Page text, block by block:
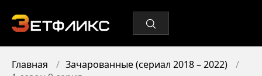
Главная
Зачарованные (сериал 2018 – 2022)